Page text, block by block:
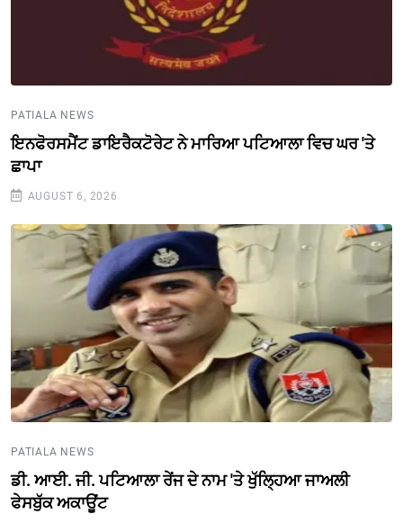
PATIALA NEWS
ਇਨਫੋਰਸਮੈਂਟ ਡਾਇਰੈਕਟੋਰੇਟ ਨੇ ਮਾਰਿਆ ਪਟਿਆਲਾ ਵਿਚ ਘਰ 'ਤੇ
ਛਾਪਾ
AUGUST 6, 2026
PATIALA NEWS
ਡੀ. ਆਈ. ਜੀ. ਪਟਿਆਲਾ ਰੇਂਜ ਦੇ ਨਾਮ 'ਤੇ ਖੁੱਲ੍ਹਿਆ ਜਾਅਲੀ
ਫੇਸਬੁੱਕ ਅਕਾਊਂਟ